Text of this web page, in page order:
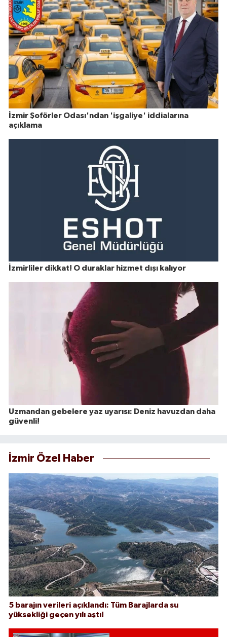
İzmir Şoförler Odası'ndan 'işgaliye' iddialarına
açıklama
İzmirliler dikkat! O duraklar hizmet dışı kalıyor
Uzmandan gebelere yaz uyarısı: Deniz havuzdan daha
güvenli!
İzmir Özel Haber
5 barajın verileri açıklandı: Tüm Barajlarda su
yüksekliği geçen yılı aştı!